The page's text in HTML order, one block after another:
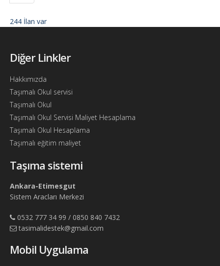
244 İlan var
Diğer Linkler
Hakkımızda
Taşımalı Okul servisi
Taşımalı Okul
Taşımalı Okul Servisi Maliyet Hesaplama
Taşımalı Okul Hesaplama
Taşımalı eğitim maliyet
Taşıma sistemi
Ankara-Etimesgut
Sistem Aracları Merkezi
0532 777 34 99 / 0850 840 7432
tasimalidestek@gmail.com
Mobil Uygulama